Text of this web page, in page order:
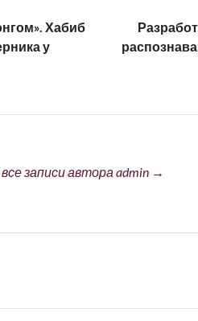
Хабиб
у
записи автора admin →